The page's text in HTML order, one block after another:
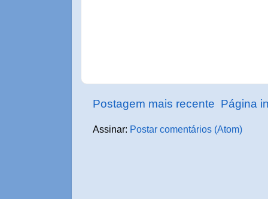
Postagem mais recente Página
Assinar: Postar comentários (Atom)